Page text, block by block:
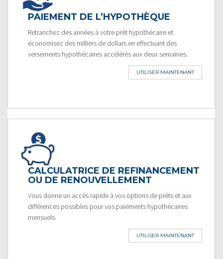
PAIEMENT DE L’HYPOTHÈQUE
Retranchez des années à votre prêt hypothécaire et
économisez des milliers de dollars en effectuant des
versements hypothécaires accélérés aux deux semaines.
UTILISER MAINTENANT
CALCULATRICE DE REFINANCEMENT
OU DE RENOUVELLEMENT
Vous donne un accès rapide à vos options de prêts et aux
différences possibles pour vos paiements hypothécaires
mensuels.
UTILISER MAINTENANT